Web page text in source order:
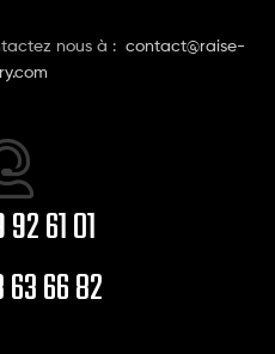
nous à : contact@raise-
61 01
66 82